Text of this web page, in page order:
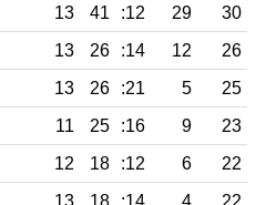
13 41 :12 29
30
13 26 :14 12
26
13 26 :21 5
25
11 25 :16 9
23
12 18 :12 6
22
13 18 :14 4
22